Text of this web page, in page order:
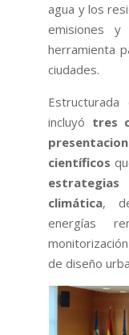
agua y los
emisiones y
herramienta
ciudades.
incluyó tres
científicos
climática,
energías
de diseño